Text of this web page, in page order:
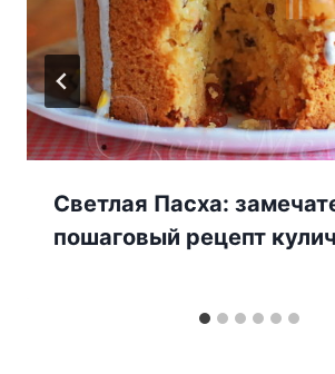
Светлая Пасха:
пошаговый рецепт